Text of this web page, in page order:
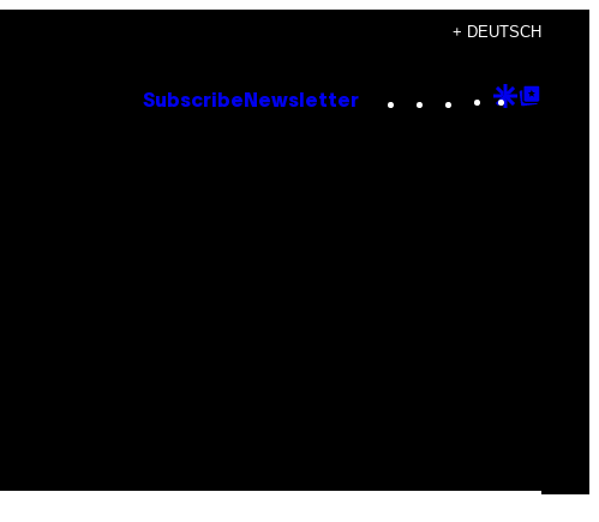
+ DEUTSCH
Subscribe Newsletter Instagram
TikTok
YouTube
Google